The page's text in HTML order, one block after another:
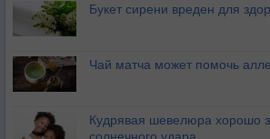
Букет сирени вреден для
Чай матча может помочь
Кудрявая шевелюра хорошо